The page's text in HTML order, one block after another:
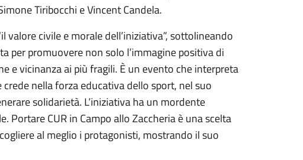
Tiribocchi e Vincent Candela.
valore civile e morale dell’iniziativa”, sottolineando
per promuovere non solo l’immagine positiva di
e vicinanza ai più fragili. È un evento che interpreta
nella forza educativa dello sport, nel suo
solidarietà. L’iniziativa ha un mordente
CUR in Campo allo Zaccheria è una scelta
al meglio i protagonisti, mostrando il suo